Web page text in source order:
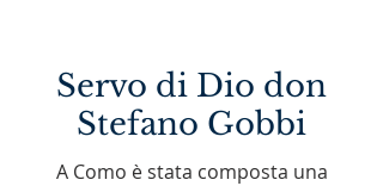
Servo di Dio don
Stefano Gobbi
A Como è stata composta una